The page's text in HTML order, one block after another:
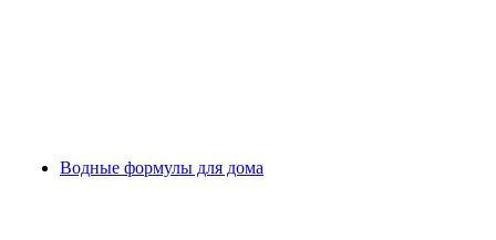
Водные формулы для дома